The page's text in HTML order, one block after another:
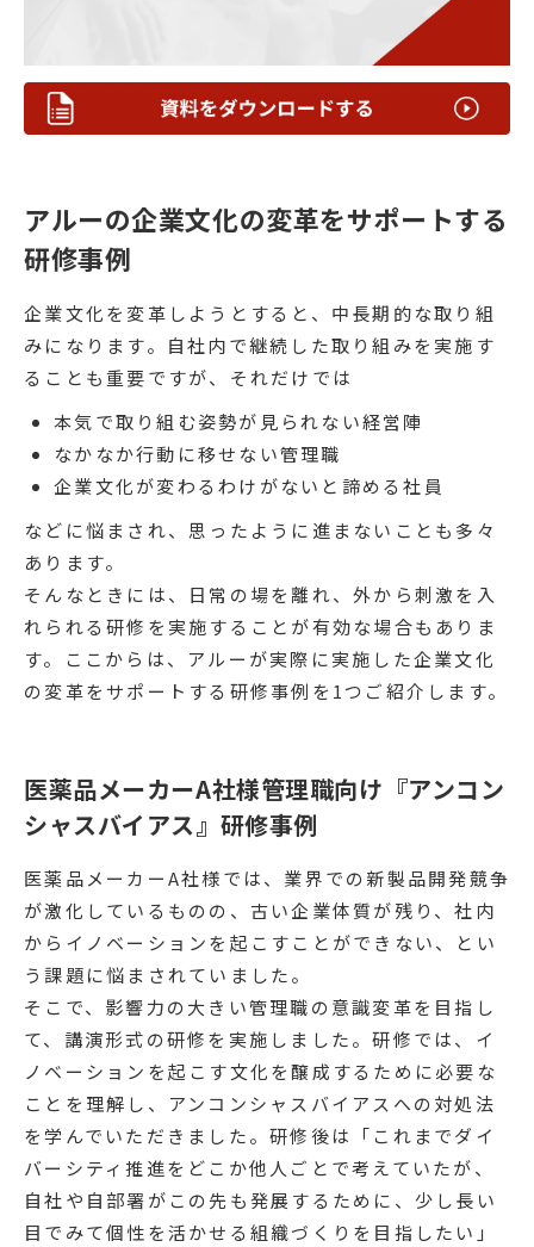
アルーの企業文化の変革をサポートする
研修事例
企業文化を変革しようとすると、中長期的な取り組
みになります。自社内で継続した取り組みを実施す
ることも重要ですが、それだけでは
本気で取り組む姿勢が見られない経営陣
なかなか行動に移せない管理職
企業文化が変わるわけがないと諦める社員
などに悩まされ、思ったように進まないことも多々
あります。
そんなときには、日常の場を離れ、外から刺激を入
れられる研修を実施することが有効な場合もありま
す。ここからは、アルーが実際に実施した企業文化
の変革をサポートする研修事例を1つご紹介します。
医薬品メーカーA社様管理職向け『アンコン
シャスバイアス』研修事例
医薬品メーカーA社様では、業界での新製品開発競争
が激化しているものの、古い企業体質が残り、社内
からイノベーションを起こすことができない、とい
う課題に悩まされていました。
そこで、影響力の大きい管理職の意識変革を目指し
て、講演形式の研修を実施しました。研修では、イ
ノベーションを起こす文化を醸成するために必要な
ことを理解し、アンコンシャスバイアスへの対処法
を学んでいただきました。研修後は「これまでダイ
バーシティ推進をどこか他人ごとで考えていたが、
自社や自部署がこの先も発展するために、少し長い
目でみて個性を活かせる組織づくりを目指したい」